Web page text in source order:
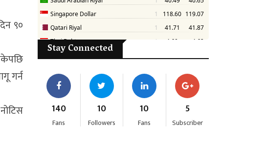
९०
गर्न
Stay Connected
140
Fans
10
Followers
10
Fans
5
Subscriber